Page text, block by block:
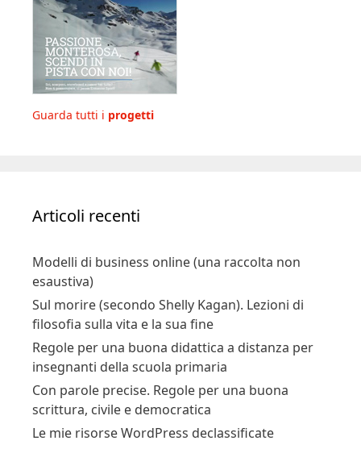
Guarda tutti i progetti
Articoli recenti
Modelli di business online (una raccolta non
esaustiva)
Sul morire (secondo Shelly Kagan). Lezioni di
filosofia sulla vita e la sua fine
Regole per una buona didattica a distanza per
insegnanti della scuola primaria
Con parole precise. Regole per una buona
scrittura, civile e democratica
Le mie risorse WordPress declassificate